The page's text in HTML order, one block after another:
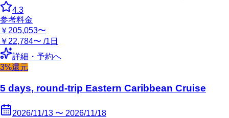
4.3
参考料金
￥205,053〜
￥22,784〜 /1日
詳細・予約へ
3%還元
5 days, round-trip Eastern Caribbean Cruise
2026/11/13 〜 2026/11/18